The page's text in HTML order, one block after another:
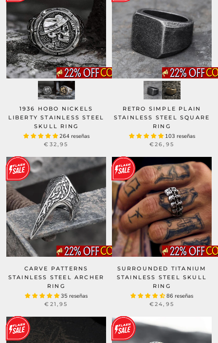
1936 HOBO NICKELS
LIBERTY STAINLESS STEEL
SKULL RING
264 reseñas
€32,95
RETRO SIMPLE PLAIN
STAINLESS STEEL SQUARE
RING
103 reseñas
€26,95
CARVE PATTERNS
STAINLESS STEEL ARCHER
RING
35 reseñas
€21,95
SURROUNDED TITANIUM
STAINLESS STEEL SKULL
RING
86 reseñas
€24,95